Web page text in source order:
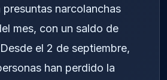
narcolanchas
mes, con un saldo de
el 2 de septiembre,
han perdido la